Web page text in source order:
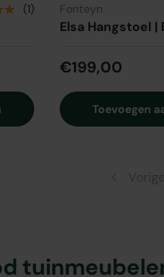
(1) Fonteyn
Elsa Hangstoel |
€199,00
Toevoegen